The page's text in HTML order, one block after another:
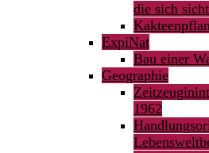
die sich
ExpiNat
Bau einer
Geographie
1962